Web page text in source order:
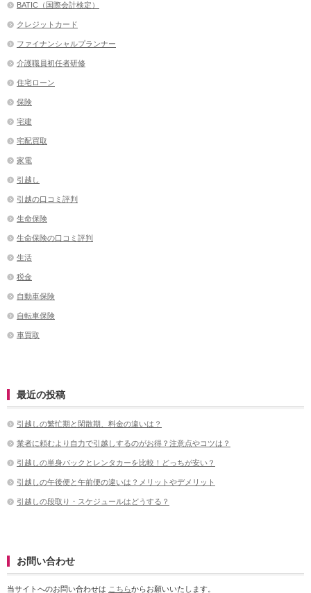
BATIC（国際会計検定）
クレジットカード
ファイナンシャルプランナー
介護職員初任者研修
住宅ローン
保険
宅建
宅配買取
家電
引越し
引越の口コミ評判
生命保険
生命保険の口コミ評判
生活
税金
自動車保険
自転車保険
車買取
最近の投稿
引越しの繁忙期と閑散期、料金の違いは？
業者に頼むより自力で引越しするのがお得？注意点やコツは？
引越しの単身パックとレンタカーを比較！どっちが安い？
引越しの午後便と午前便の違いは？メリットやデメリット
引越しの段取り・スケジュールはどうする？
お問い合わせ
当サイトへのお問い合わせは こちらからお願いいたします。